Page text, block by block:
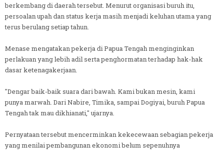
berkembang di daerah tersebut. Menurut organisasi buruh itu,
persoalan upah dan status kerja masih menjadi keluhan utama yang
terus berulang setiap tahun.
Menase mengatakan pekerja di Papua Tengah menginginkan
perlakuan yang lebih adil serta penghormatan terhadap hak-hak
dasar ketenagakerjaan.
"Dengar baik-baik suara dari bawah. Kami bukan mesin, kami
punya marwah. Dari Nabire, Timika, sampai Dogiyai, buruh Papua
Tengah tak mau dikhianati," ujarnya.
Pernyataan tersebut mencerminkan kekecewaan sebagian pekerja
yang menilai pembangunan ekonomi belum sepenuhnya